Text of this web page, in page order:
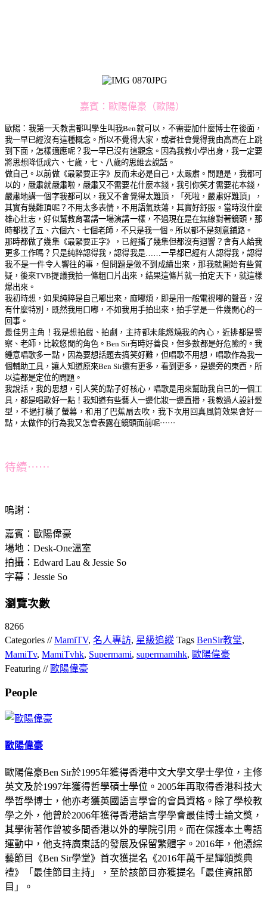
嘉賓：歐陽偉豪（歐陽）
歐陽：我第一天教書都叫學生叫我Ben就可以，不需要加什麼博士在後面，
我一早已經沒有這種概念。所以不覺得大家，或者社會覺得我由高高在上跳
到下面，怎樣適應呢？我一早已沒有這觀念。因為我教小學出身，我一定要
將思想降低成六、七歲，七、八歲的思維去說話。
做自己。以前做《最緊要正字》反而未必是自己，太嚴肅。問題是，我都可
以的，嚴肅就嚴肅啦，嚴肅又不需要花什麼本錢，我引你笑才需要花本錢，
嚴肅地講一個字我都可以，我又不會覺得太難頂，「死啦，嚴肅好難頂」，
其實有幾難頂呢？不用太多表情，不用語氣跌蕩，其實好舒服。當時沒什麼
雄心壯志，好似幫教育署講一場演講一樣，不過現在是在無線對著鏡頭，那
時都找了五、六個六、七個老師，不只是我一個。所以都不是刻意鋪路。
那時都做了幾集《最緊要正字》，已經播了幾集但都沒有迴響？會有人給我
更多工作嗎？只是純粹認得我，認得我是……一早都已經有人認得我，認得
我不是一件令人響往的事，但問題是做不到成績出來，那我就開始有些質
疑，後來TVB提議我拍一條粗口片出來，結果這條片就一拍定天下，就這樣
爆出來。
我初時想，如果純粹是自己嘟出來，麻嘟煩，即是用一般電視嘟的聲音，沒
有什麼特別，既然我用口嘟，不如我用手拍出來，拍手掌是一件幾開心的一
回事。
最佳男主角！我是想拍戲、拍劇，主持都未能燃燒我的內心，近排都是警
察、老師，比較悠閒的角色。Ben Sir有時好善良，但多數都是好危險的。我
鍾意唱歌多一點，因為要想話題去搞笑好難，但唱歌不用想，唱歌作為我一
個輔助工具，讓人知道原來Ben Sir還有更多，看到更多，是邊旁的東西，所
以這都是定位的問題。
我說話，我的思想，引人笑的點子好核心，唱歌是用來幫助我自已的一個工
具，都是唱歌好一點！我知道有些藝人一邊化妝一邊直播，我教過人設計髮
型，不過打橫了螢幕，和用了巴蕉扇去吹，我下次用回真風筒效果會好一
點，太做作的行為我又怎會表露在鏡頭面前呢⋯⋯
待續⋯⋯
嗚謝：
嘉賓：歐陽偉豪
場地：Desk-One溫室
拍攝：Edward Lau & Jessie So
字幕：Jessie So
瀏覽次數
8266
Categories //MamiTV, 名人專訪, 星級追縱 Tags BenSir教堂,
MamiTv, MamiTvhk, Supermami, supermamihk, 歐陽偉豪
Featuring // 歐陽偉豪
People
歐陽偉豪
歐陽偉豪Ben Sir於1995年獲得香港中文大學文學士學位，主修
英文及於1997年獲得哲學碩士學位。2005年再取得香港科技大
學哲學博士，他亦考獲英國語言學會的會員資格。除了學校教
學之外，他曾於2006年獲得香港語言學學會最佳博士論文獎，
其學術著作曾被多間香港以外的學院引用。而在保護本土粵語
運動中，他支持廣東話的發展及保留繁體字。2016年，他憑綜
藝節目《Ben Sir學堂》首次獲提名《2016年萬千星輝頒獎典
禮》「最佳節目主持」，至於該節目亦獲提名「最佳資訊節
目」。